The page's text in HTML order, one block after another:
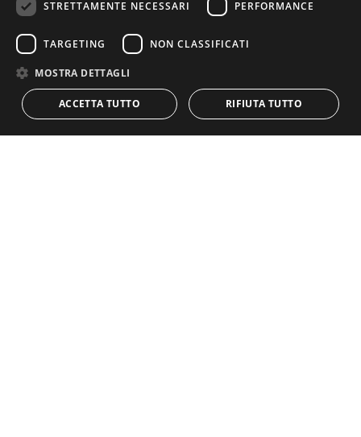
STRETTAMENTE NECESSARI
PERFORMANCE
TARGETING NON CLASSIFICATI
MOSTRA DETTAGLI
ACCETTA TUTTO RIFIUTA TUTTO